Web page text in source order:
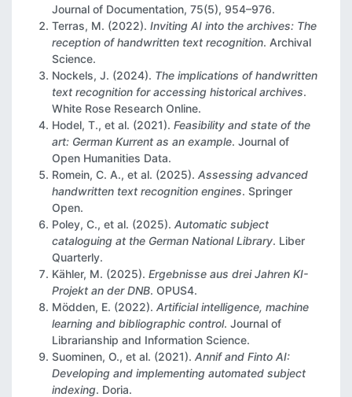
Journal of Documentation, 75(5), 954–976.
Terras, M. (2022).Inviting AI into the archives: The
reception of handwritten text recognition. Archival
Science.
Nockels, J. (2024). The implications of handwritten
text recognition for accessing historical archives.
White Rose Research Online.
Hodel, T., et al. (2021).Feasibility and state of the
art: German Kurrent as an example. Journal of
Open Humanities Data.
Romein, C. A., et al. (2025).Assessing advanced
handwritten text recognition engines. Springer
Open.
Poley, C., et al. (2025).Automatic subject
cataloguing at the German National Library. Liber
Quarterly.
Kähler, M. (2025).Ergebnisse aus drei Jahren KI-
Projekt an der DNB. OPUS4.
Mödden, E. (2022).Artificial intelligence, machine
learning and bibliographic control. Journal of
Librarianship and Information Science.
Suominen, O., et al. (2021).Annif and Finto AI:
Developing and implementing automated subject
indexing. Doria.